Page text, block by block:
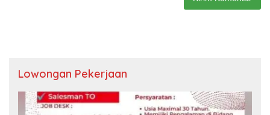
Lowongan Pekerjaan